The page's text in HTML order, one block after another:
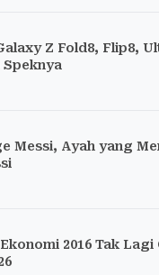
Z Fold8, Flip8,
Messi, Ayah yang
2016 Tak